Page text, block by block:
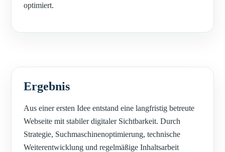
optimiert.
Ergebnis
Aus einer ersten Idee entstand eine langfristig betreute
Webseite mit stabiler digitaler Sichtbarkeit. Durch
Strategie, Suchmaschinenoptimierung, technische
Weiterentwicklung und regelmäßige Inhaltsarbeit